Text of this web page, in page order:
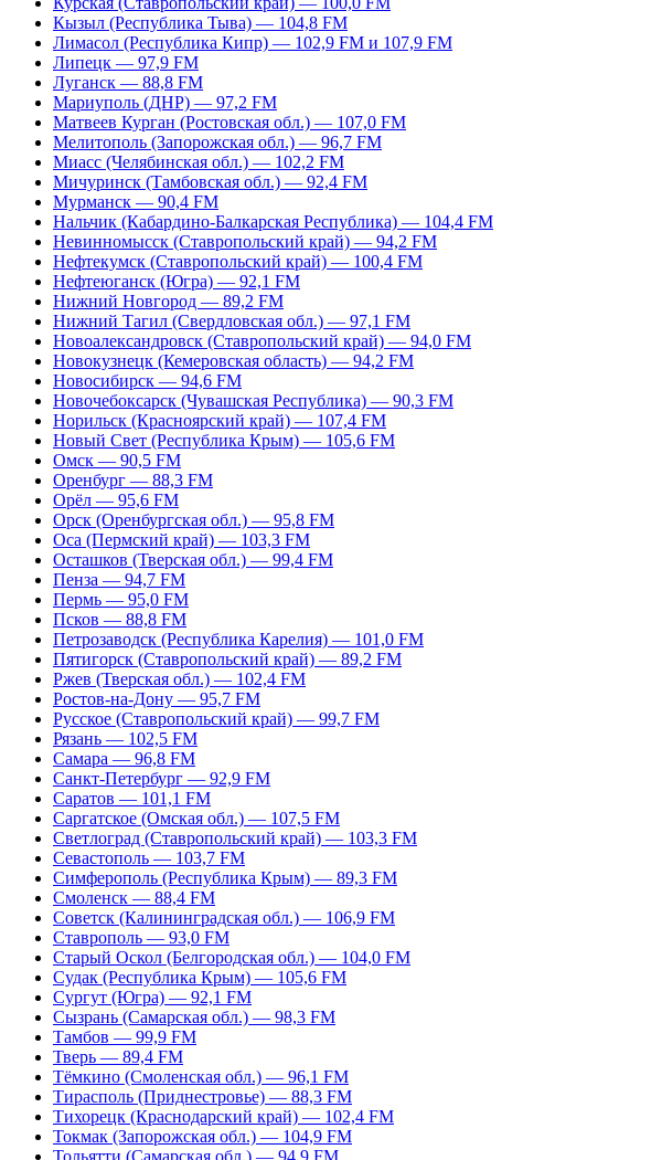
Кызыл (Республика Тыва) — 104,8 FM
Лимасол (Республика Кипр) — 102,9 FM и 107,9 FM
Липецк — 97,9 FM
Луганск — 88,8 FM
Мариуполь (ДНР) — 97,2 FM
Матвеев Курган (Ростовская обл.) — 107,0 FM
Мелитополь (Запорожская обл.) — 96,7 FM
Миасс (Челябинская обл.) — 102,2 FM
Мичуринск (Тамбовская обл.) — 92,4 FM
Мурманск — 90,4 FM
Нальчик (Кабардино-Балкарская Республика) — 104,4 FM
Невинномысск (Ставропольский край) — 94,2 FM
Нефтекумск (Ставропольский край) — 100,4 FM
Нефтеюганск (Югра) — 92,1 FM
Нижний Новгород — 89,2 FM
Нижний Тагил (Свердловская обл.) — 97,1 FM
Новоалександровск (Ставропольский край) — 94,0 FM
Новокузнецк (Кемеровская область) — 94,2 FM
Новосибирск — 94,6 FM
Новочебоксарск (Чувашская Республика) — 90,3 FM
Норильск (Красноярский край) — 107,4 FM
Новый Свет (Республика Крым) — 105,6 FM
Омск — 90,5 FM
Оренбург — 88,3 FM
Орёл — 95,6 FM
Орск (Оренбургская обл.) — 95,8 FM
Оса (Пермский край) — 103,3 FM
Осташков (Тверская обл.) — 99,4 FM
Пенза — 94,7 FM
Пермь — 95,0 FM
Псков — 88,8 FM
Петрозаводск (Республика Карелия) — 101,0 FM
Пятигорск (Ставропольский край) — 89,2 FM
Ржев (Тверская обл.) — 102,4 FM
Ростов-на-Дону — 95,7 FM
Русское (Ставропольский край) — 99,7 FM
Рязань — 102,5 FM
Самара — 96,8 FM
Санкт-Петербург — 92,9 FM
Саратов — 101,1 FM
Саргатское (Омская обл.) — 107,5 FM
Светлоград (Ставропольский край) — 103,3 FM
Севастополь — 103,7 FM
Симферополь (Республика Крым) — 89,3 FM
Смоленск — 88,4 FM
Советск (Калининградская обл.) — 106,9 FM
Ставрополь — 93,0 FM
Старый Оскол (Белгородская обл.) — 104,0 FM
Судак (Республика Крым) — 105,6 FM
Сургут (Югра) — 92,1 FM
Сызрань (Самарская обл.) — 98,3 FM
Тамбов — 99,9 FM
Тверь — 89,4 FM
Тёмкино (Смоленская обл.) — 96,1 FM
Тирасполь (Приднестровье) — 88,3 FM
Тихорецк (Краснодарский край) — 102,4 FM
Токмак (Запорожская обл.) — 104,9 FM
Тольятти (Самарская обл.) — 94,9 FM